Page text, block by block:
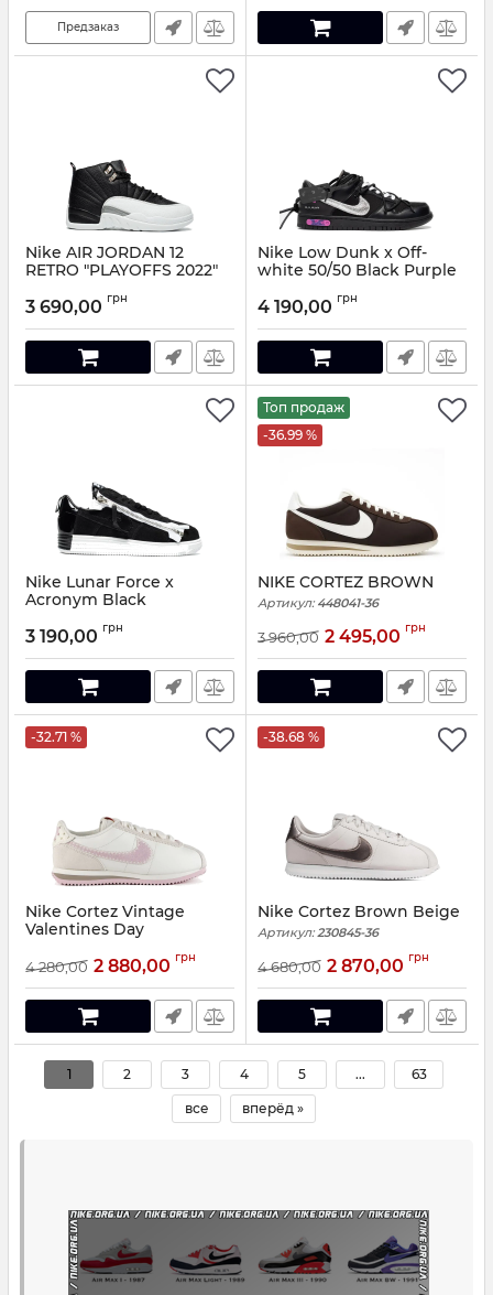
Предзаказ
Nike AIR JORDAN 12
RETRO "PLAYOFFS 2022"
Артикул: 6651108
3 690,00 грн
Nike Low Dunk x Off-
white 50/50 Black Purple
4 190,00 грн
Nike Lunar Force x
Acronym Black
3 190,00 грн
Топ продаж
-36.99 %
NIKE CORTEZ BROWN
Артикул: 448041-36
3 960,00 2 495,00 грн
-32.71 %
Nike Cortez Vintage
Valentines Day
4 280,00 2 880,00 грн
-38.68 %
Nike Cortez Brown Beige
Артикул: 230845-36
4 680,00 2 870,00 грн
1 2 3 4 5 ... 63
все вперёд »